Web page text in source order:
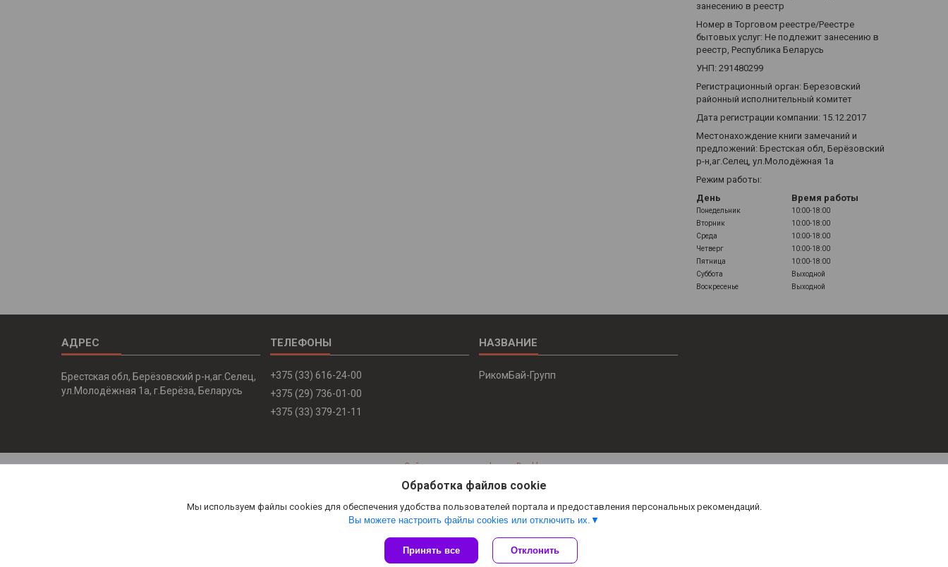
занесению в реестр
Номер в Торговом реестре/Реестре
бытовых услуг: Не подлежит занесению в
реестр, Республика Беларусь
УНП: 291480299
Регистрационный орган: Березовский
районный исполнительный комитет
Дата регистрации компании: 15.12.2017
Местонахождение книги замечаний и
предложений: Брестская обл, Берёзовский
р-н,аг.Селец, ул.Молодёжная 1а
Режим работы:
День
Время работы
Понедельник
10:00-18:00
Вторник
10:00-18:00
Среда
10:00-18:00
Четверг
10:00-18:00
Пятница
10:00-18:00
Суббота
Выходной
Воскресенье
Выходной
Брестская обл, Берёзовский р-н,аг.Селец,
ул.Молодёжная 1а, г.Берёза, Беларусь
+375 (33) 616-24-00
+375 (29) 736-01-00
+375 (33) 379-21-11
РикомБай-Групп
Сайт создан на платформе Deal.by
Политика обработки файлов cookies
Обработка файлов cookie
Мы используем файлы cookies для обеспечения удобства пользователей портала и предоставления персональных рекомендаций.
Вы можете настроить файлы cookies или отключить их.
Принять все Отклонить
РикомБай-Групп |Пожаловаться на контент
Select Language ▼